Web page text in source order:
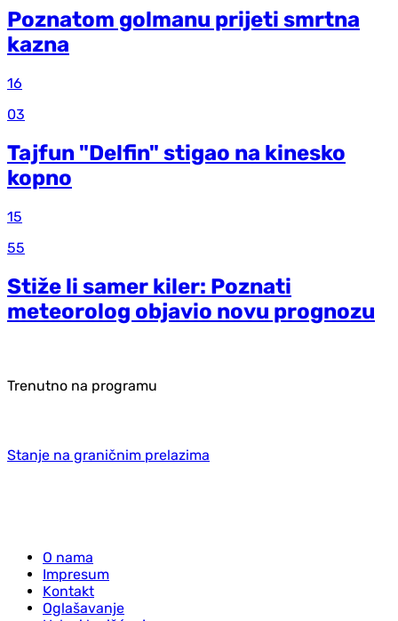
Poznatom golmanu prijeti smrtna
kazna
16
03
Tajfun "Delfin" stigao na kinesko
kopno
15
55
Stiže li samer kiler: Poznati
meteorolog objavio novu prognozu
Trenutno na programu
Stanje na graničnim prelazima
O nama
Impresum
Kontakt
Oglašavanje